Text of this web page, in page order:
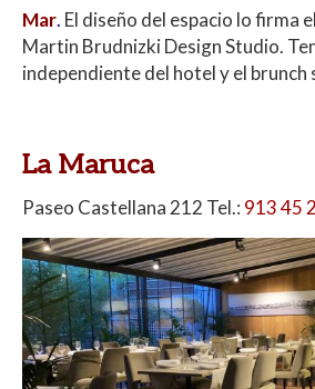
Mar. El diseño del espacio lo firma
Martin Brudnizki Design Studio.
independiente del hotel y el brunch
La Maruca
Paseo Castellana 212 Tel.: 913 45